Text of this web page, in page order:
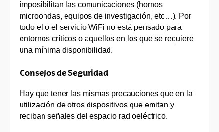
imposibilitan las comunicaciones (hornos
microondas, equipos de investigación, etc…). Por
todo ello el servicio WiFi no está pensado para
entornos críticos o aquellos en los que se requiere
una mínima disponibilidad.
Consejos de Seguridad
Hay que tener las mismas precauciones que en la
utilización de otros dispositivos que emitan y
reciban señales del espacio radioeléctrico.